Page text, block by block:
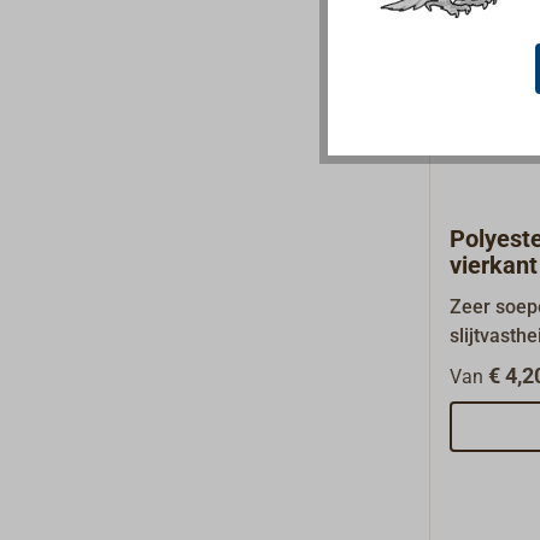
Diameter
leverbaar
MULTI-
Zeer
en met
Vierkant
goed
Van €